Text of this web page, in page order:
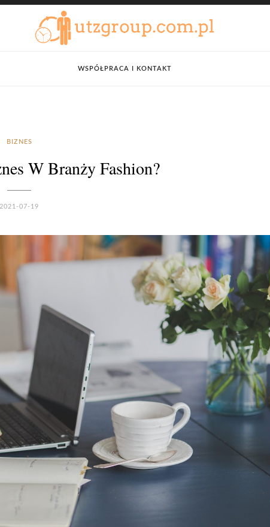
WSPÓŁPRACA I KONTAKT
BIZNES
W Branży Fashion?
2021-07-19